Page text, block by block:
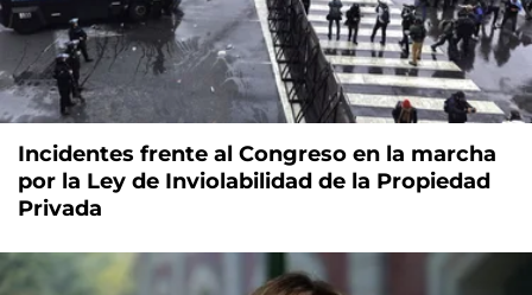
Incidentes frente al Congreso en la marcha
por la Ley de Inviolabilidad de la Propiedad
Privada